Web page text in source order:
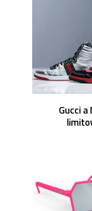
Gucci